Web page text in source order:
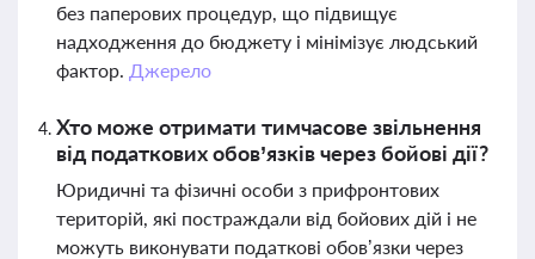
без паперових процедур, що підвищує
надходження до бюджету і мінімізує людський
фактор. Джерело
Хто може отримати тимчасове звільнення
від податкових обов’язків через бойові дії?
Юридичні та фізичні особи з прифронтових
територій, які постраждали від бойових дій і не
можуть виконувати податкові обов’язки через